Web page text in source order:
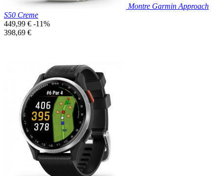
Montre Garmin Approach
S50 Creme
Prix
de
449,99 € -11%
Prix
398,69 €
Prix réduit
Aperçu rapide